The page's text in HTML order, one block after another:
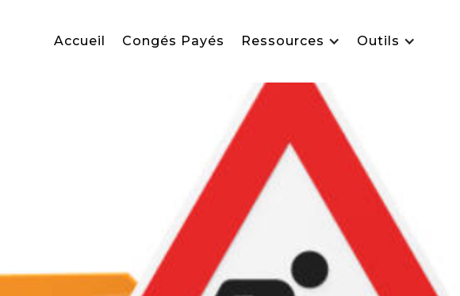
Accueil Congés Payés Ressources Outils